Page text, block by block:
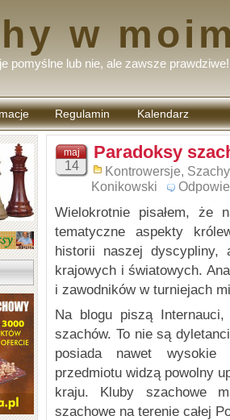
w
pomyślne lub nie, ale zawsze prawdziwe!
Regulamin
komentarzy
Kalendarz
maj
14
Paradoksy
Kontrowersje,
Konikowski
Wielokrotnie pisałem, że
tematyczne aspekty
historii naszej dyscypliny,
krajowych i światowych.
i zawodników w turniejach
Na blogu piszą
szachów. To nie są
posiada nawet wysokie
przedmiotu widzą powolny
kraju. Kluby szachowe
szachowe na terenie całej